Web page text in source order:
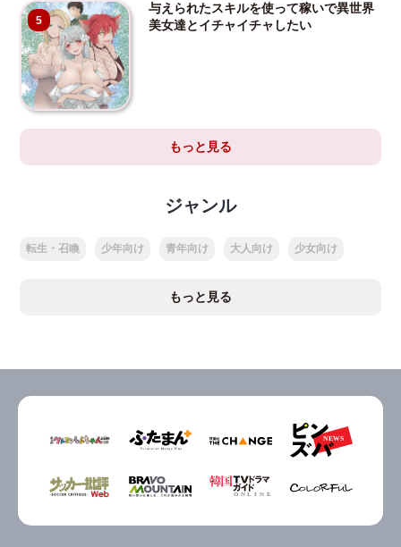
5
与えられたスキルを使って稼いで異世界
美女達とイチャイチャしたい
もっと見る
ジャンル
転生・召喚 少年向け 青年向け 大人向け 少女向け
もっと見る